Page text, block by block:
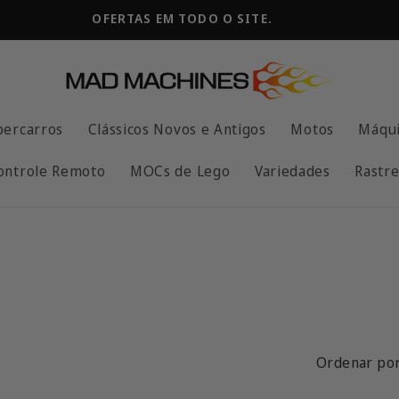
OFERTAS EM TODO O SITE.
Clássicos Novos e Antigos Motos
Remoto MOCs de Lego Variedades
Ordenar